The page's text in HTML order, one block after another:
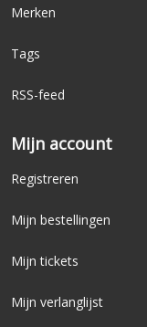
Merken
Tags
RSS-feed
Mijn account
Registreren
Mijn bestellingen
Mijn tickets
Mijn verlanglijst